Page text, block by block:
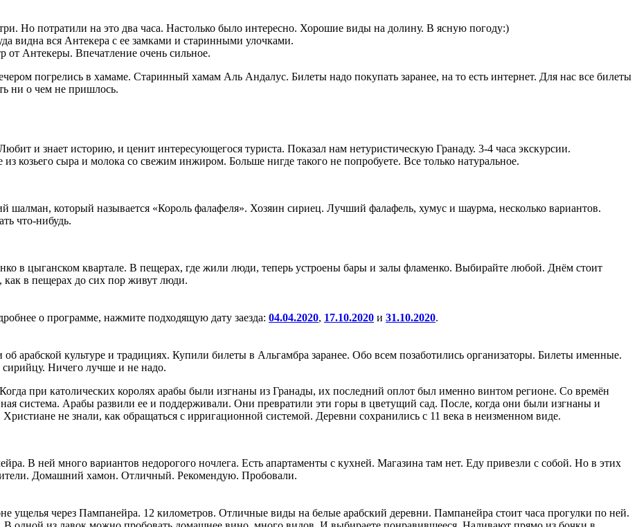
Но потратили на это два часа. Настолько было интересно. Хорошие виды на долину. В ясную погоду:)
видна вся Антекера с ее замками и старинными улочками.
Антекеры. Впечатление очень сильное.
погрелись в хамаме. Старинный хамам Аль Андалус. Билеты надо покупать заранее, на то есть интернет. Для нас все билеты
ни о чем не пришлось.
и знает историю, и ценит интересующегося туриста. Показал нам нетуристическую Гранаду. 3-4 часа экскурсии.
козьего сыра и молока со свежим инжиром. Больше нигде такого не попробуете. Все только натуральное.
шалман, который называется «Король фалафеля». Хозяин сириец. Лучший фалафель, хумус и шаурма, несколько вариантов.
что-нибудь.
в цыганском квартале. В пещерах, где жили люди, теперь устроены бары и залы фламенко. Выбирайте любой. Днём стоит
как в пещерах до сих пор живут люди.
о программе, нажмите подходящую дату заезда: 04.04.2020, 17.10.2020 и 31.10.2020.
арабской культуре и традициях. Купили билеты в Альгамбра заранее. Обо всем позаботились организаторы. Билеты именные.
Ничего лучше и не надо.
при католических королях арабы были изгнаны из Гранады, их последний оплот был именно винтом регионе. Со времён
система. Арабы развили ее и поддерживали. Они превратили эти горы в цветущий сад. После, когда они были изгнаны и
не знали, как обращаться с ирригационной системой. Деревни сохранились с 11 века в неизменном виде.
В ней много вариантов недорогого ночлега. Есть апартаменты с кухней. Магазина там нет. Еду привезли с собой. Но в этих
Домашний хамон. Отличный. Рекомендую. Пробовали.
ущелья через Пампанейра. 12 километров. Отличные виды на белые арабский деревни. Пампанейра стоит часа прогулки по ней.